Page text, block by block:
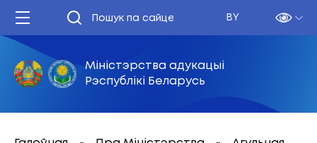
BY
Міністэрства адукацыі
Рэспублікі Беларусь